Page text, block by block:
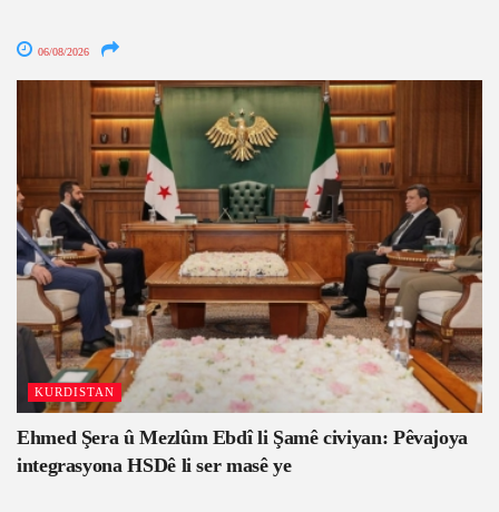
06/08/2026
KURDISTAN
Ehmed Şera û Mezlûm Ebdî li Şamê civiyan: Pêvajoya
integrasyona HSDê li ser masê ye